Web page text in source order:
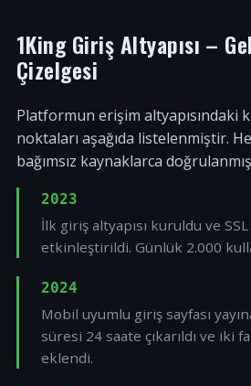
1King Giriş Altyapısı –
Çizelgesi
Platformun erişim altyapısındaki
noktaları aşağıda listelenmiştir.
bağımsız kaynaklarca
2023
İlk giriş altyapısı kuruldu ve
etkinleştirildi. Günlük 2.000
2024
Mobil uyumlu giriş sayfası
süresi 24 saate çıkarıldı ve iki
eklendi.